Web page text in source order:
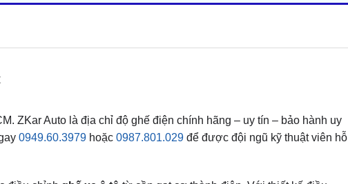
ZKar Auto là địa chỉ độ ghế điện chính hãng – uy tín – bảo hành uy
0949.60.3979hoặc 0987.801.029để được đội ngũ kỹ thuật viên hỗ